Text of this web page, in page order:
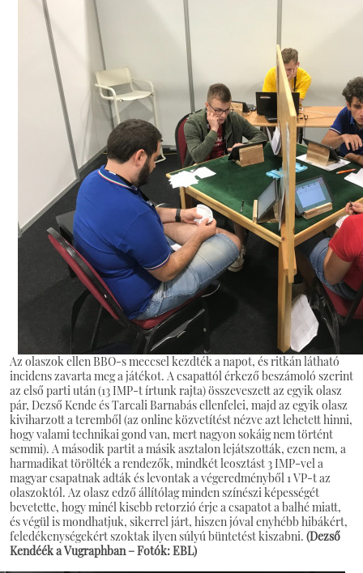
Az olaszok ellen BBO-s meccsel kezdték a napot, és ritkán látható
incidens zavarta meg a játékot. A csapattól érkező beszámoló szerint
az első parti után (13 IMP-t írtunk rajta) összeveszett az egyik olasz
pár, Dezső Kende és Tarcali Barnabás ellenfelei, majd az egyik olasz
kiviharzott a teremből (az online közvetítést nézve azt lehetett hinni,
hogy valami technikai gond van, mert nagyon sokáig nem történt
semmi). A második partit a másik asztalon lejátszották, ezen nem, a
harmadikat törölték a rendezők, mindkét leosztást 3 IMP-vel a
magyar csapatnak adták és levontak a végeredményből 1 VP-t az
olaszoktól. Az olasz edző állítólag minden színészi képességét
bevetette, hogy minél kisebb retorzió érje a csapatot a balhé miatt,
és végül is mondhatjuk, sikerrel járt, hiszen jóval enyhébb hibákért,
feledékenységekért szoktak ilyen súlyú büntetést kiszabni. (Dezső
Kendéék a Vugraphban – Fotók: EBL)